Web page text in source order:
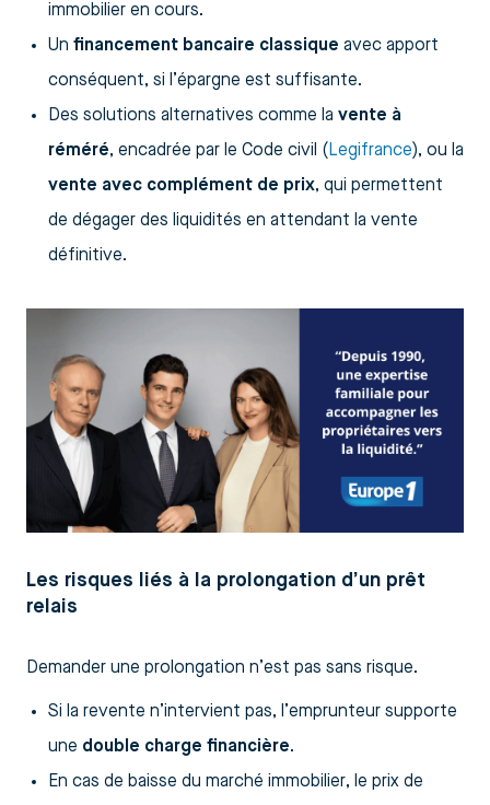
immobilier en cours.
Un financement bancaire classique avec apport
conséquent, si l’épargne est suffisante.
Des solutions alternatives comme la vente à
réméré, encadrée par le Code civil ( Legifrance), ou la
vente avec complément de prix, qui permettent
de dégager des liquidités en attendant la vente
définitive.
Les risques liés à la prolongation d’un prêt
relais
Demander une prolongation n’est pas sans risque.
Si la revente n’intervient pas, l’emprunteur supporte
une double charge financière.
En cas de baisse du marché immobilier, le prix de